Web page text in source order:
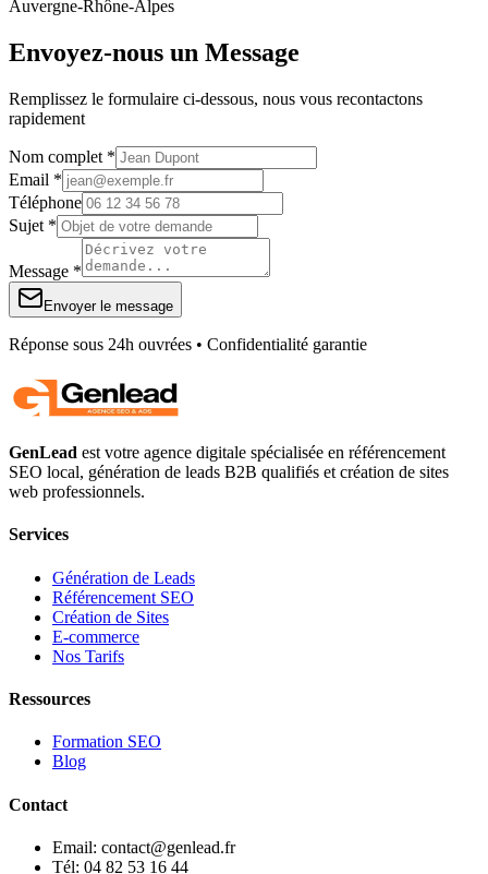
Auvergne-Rhône-Alpes
Envoyez-nous un Message
Remplissez le formulaire ci-dessous, nous vous recontactons
rapidement
Nom complet *
Email *
Téléphone
Sujet *
Message *
Envoyer le message
Réponse sous 24h ouvrées • Confidentialité garantie
GenLead est votre agence digitale spécialisée en référencement
SEO local, génération de leads B2B qualifiés et création de sites
web professionnels.
Services
Génération de Leads
Référencement SEO
Création de Sites
E-commerce
Nos Tarifs
Ressources
Formation SEO
Blog
Contact
Email: contact@genlead.fr
Tél: 04 82 53 16 44